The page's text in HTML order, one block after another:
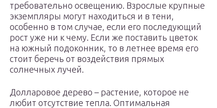
требовательно освещению. Взрослые крупные
экземпляры могут находиться и в тени,
особенно в том случае, если его последующий
рост уже ни к чему. Если же поставить цветок
на южный подоконник, то в летнее время его
стоит беречь от воздействия прямых
солнечных лучей.
Долларовое дерево – растение, которое не
любит отсутствие тепла. Оптимальная